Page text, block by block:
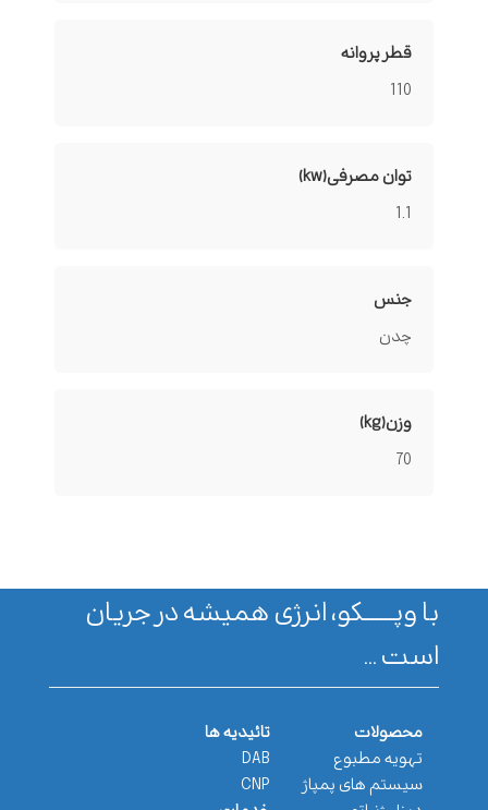
قطر پروانه
110
توان مصرفی(kw)
1.1
جنس
چدن
وزن(kg)
70
با وپـــــــکو، انرژی همیشه در جریان
است ...
محصولات
تهویه مطبوع
سیستم های پمپاژ
تائیدیه ها
DAB
CNP